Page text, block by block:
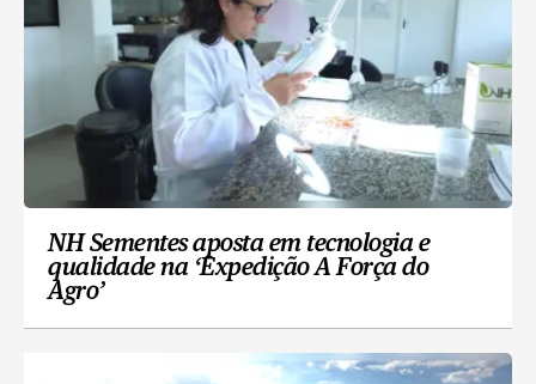
NH Sementes aposta em tecnologia e
qualidade na ‘Expedição A Força do
Agro’